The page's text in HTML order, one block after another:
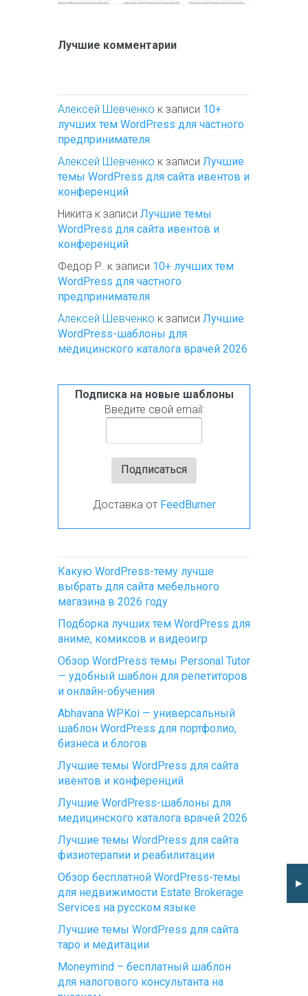
Лучшие комментарии
Алексей Шевченко к записи 10+
лучших тем WordPress для частного
предпринимателя
Алексей Шевченко к записи Лучшие
темы WordPress для сайта ивентов и
конференций
Никита к записи Лучшие темы
WordPress для сайта ивентов и
конференций
Федор Р. к записи 10+ лучших тем
WordPress для частного
предпринимателя
Алексей Шевченко к записи Лучшие
WordPress-шаблоны для
медицинского каталога врачей 2026
Подписка на новые шаблоны
Введите свой email:
Доставка от FeedBurner
Какую WordPress-тему лучше
выбрать для сайта мебельного
магазина в 2026 году
Подборка лучших тем WordPress для
аниме, комиксов и видеоигр
Обзор WordPress темы Personal Tutor
— удобный шаблон для репетиторов
и онлайн-обучения
Abhavana WPKoi — универсальный
шаблон WordPress для портфолио,
бизнеса и блогов
Лучшие темы WordPress для сайта
ивентов и конференций
Лучшие WordPress-шаблоны для
медицинского каталога врачей 2026
Лучшие темы WordPress для сайта
физиотерапии и реабилитации
Обзор бесплатной WordPress-темы
для недвижимости Estate Brokerage
Services на русском языке
Лучшие темы WordPress для сайта
таро и медитации
Moneymind – бесплатный шаблон
для налогового консультанта на
►